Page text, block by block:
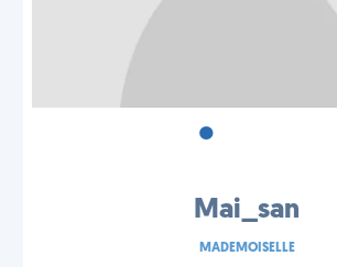
•
Mai_san
MADEMOISELLE